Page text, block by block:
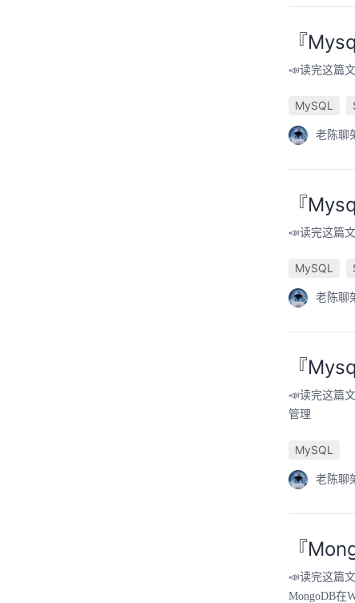
『
📣读完这篇
MySQL
老陈聊
『
📣读完这篇
MySQL
老陈聊
『
📣读完这篇
管理
MySQL
老陈聊
『
📣读完这篇
MongoDB在